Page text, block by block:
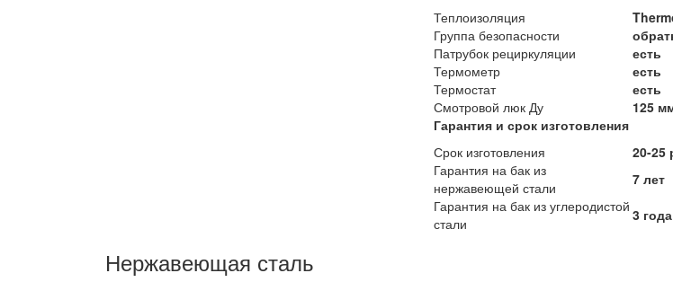
Теплоизоляция
Группа безопасности
Патрубок рециркуляции
есть
Термометр
есть
Термостат
есть
Смотровой люк Ду
125
Гарантия и срок изготовления
Срок изготовления
20-25
Гарантия на бак из
нержавеющей стали
7 лет
Гарантия на бак из углеродистой
стали
3 года
Нержавеющая сталь